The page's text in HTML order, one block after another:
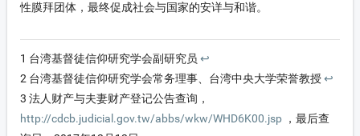
性膜拜团体，最终促成社会与国家的安详与和谐。
1 台湾基督徒信仰研究学会副研究员 ↩
2 台湾基督徒信仰研究学会常务理事、台湾中央大学荣誉教授↩
3 法人财产与夫妻财产登记公告查询，
http://cdcb.judicial.gov.tw/abbs/wkw/WHD6K00.jsp，最后查